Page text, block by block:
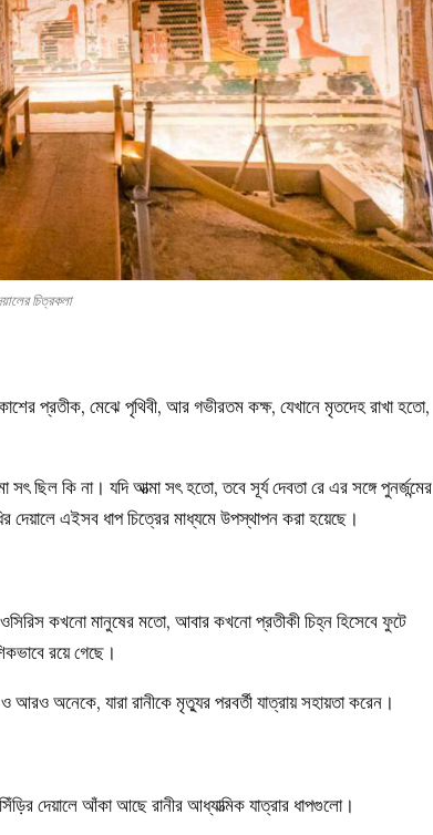
চিত্রকলা
প্রতীক, মেঝে পৃথিবী, আর গভীরতম কক্ষ, যেখানে মৃতদেহ রাখা হতো,
ছিল কি না। যদি আত্মা সৎ হতো, তবে সূর্য দেবতা রে এর সঙ্গে পুনর্জন্মের
দেয়ালে এইসব ধাপ চিত্রের মাধ্যমে উপস্থাপন করা হয়েছে।
কখনো মানুষের মতো, আবার কখনো প্রতীকী চিহ্ন হিসেবে ফুটে
রয়ে গেছে।
অনেকে, যারা রানীকে মৃত্যুর পরবর্তী যাত্রায় সহায়তা করেন।
দেয়ালে আঁকা আছে রানীর আধ্যাত্মিক যাত্রার ধাপগুলো।